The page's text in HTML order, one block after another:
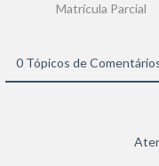
Matrícula Parcial
0 Tópicos de